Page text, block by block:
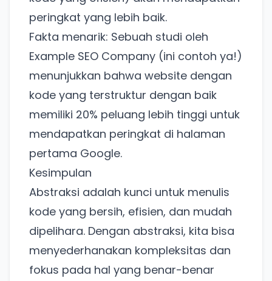
peringkat yang lebih baik.
Fakta menarik: Sebuah studi oleh
Example SEO Company (ini contoh ya!)
menunjukkan bahwa website dengan
kode yang terstruktur dengan baik
memiliki 20% peluang lebih tinggi untuk
mendapatkan peringkat di halaman
pertama Google.
Kesimpulan
Abstraksi adalah kunci untuk menulis
kode yang bersih, efisien, dan mudah
dipelihara. Dengan abstraksi, kita bisa
menyederhanakan kompleksitas dan
fokus pada hal yang benar-benar
Ada Website Baru!
Khusus untuk kamu yang mau coba
Punya website SMM baru nih! Coba BulkFame
untuk pengalaman lebih baik.
Tanpa daftar ulang, gratis dicoba. Kamu tetap bisa
pakai Zona Sosmed kapan saja.
Coba BulkFame